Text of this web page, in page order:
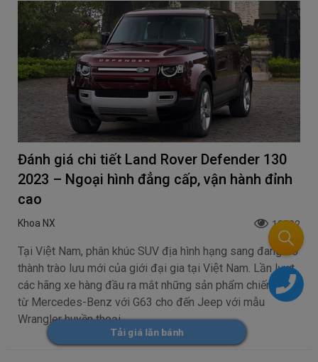
Đánh giá chi tiết Land Rover Defender 130
2023 – Ngoại hình đẳng cấp, vận hành đỉnh
cao
Khoa NX 10502
Tại Việt Nam, phân khúc SUV địa hình hạng sang đang trở
thành trào lưu mới của giới đại gia tại Việt Nam. Lần lượt
các hãng xe hàng đầu ra mắt những sản phẩm chiến lược,
từ Mercedes-Benz với G63 cho đến Jeep với mẫu
Wrangler huyền thoại.
Tải giá lăn bánh